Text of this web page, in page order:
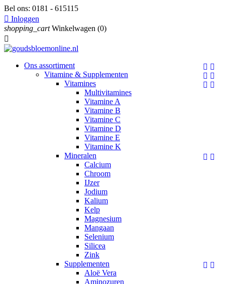
Bel ons: 0181 - 615115
 Inloggen
shopping_cart Winkelwagen (0)

 
Ons assortiment
 
Vitamine & Supplementen
 
Vitamines
Multivitamines
Vitamine A
Vitamine B
Vitamine C
Vitamine D
Vitamine E
Vitamine K
 
Mineralen
Calcium
Chroom
IJzer
Jodium
Kalium
Kelp
Magnesium
Mangaan
Selenium
Silicea
Zink
 
Supplementen
Aloë Vera
Aminozuren